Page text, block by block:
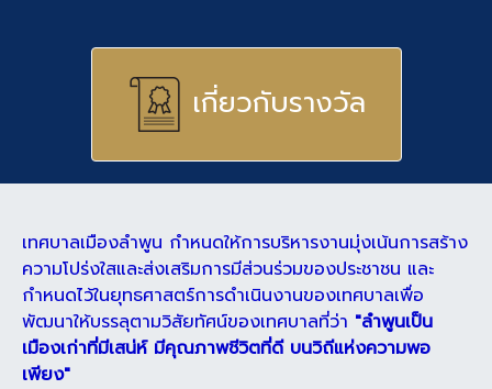
เกี่ยวกับรางวัล
เทศบาลเมืองลำพูน กำหนดให้การบริหารงานมุ่งเน้นการสร้าง
ความโปร่งใสและส่งเสริมการมีส่วนร่วมของประชาชน และ
กำหนดไว้ในยุทธศาสตร์การดำเนินงานของเทศบาลเพื่อ
พัฒนาให้บรรลุตามวิสัยทัศน์ของเทศบาลที่ว่า "ลำพูนเป็น
เมืองเก่าที่มีเสน่ห์ มีคุณภาพชีวิตที่ดี บนวิถีแห่งความพอ
เพียง"